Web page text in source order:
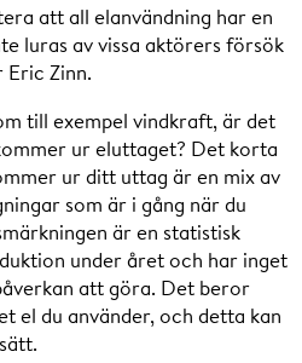
att all elanvändning har en
luras av vissa aktörers försök
Zinn.
till exempel vindkraft, är det
ur eluttaget? Det korta
ur ditt uttag är en mix av
som är i gång när du
är en statistisk
under året och har inget
att göra. Det beror
el du använder, och detta kan